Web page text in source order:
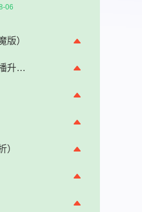
06
版）
真红之刃（0.1折直播升级版）（奇迹）
）